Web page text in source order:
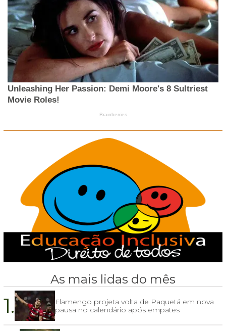
As mais lidas do mês
1.
Flamengo projeta volta de Paquetá em nova
pausa no calendário após empates